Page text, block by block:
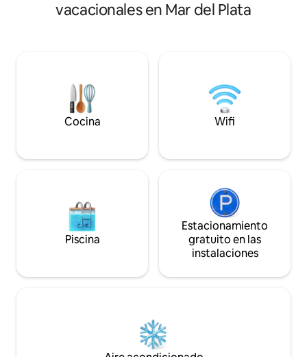
una cochera paga por día , consultar
emplazados en
una atmósfera
baño completo
cocina integrada
y amenities
vacacionales en Mar del Plata
Cocina Wifi
Piscina
Estacionamiento
gratuito en las
instalaciones